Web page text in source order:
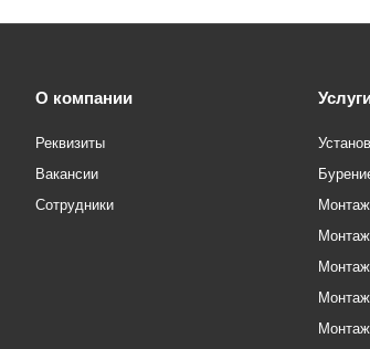
О компании
Реквизиты
Вакансии
Сотрудники